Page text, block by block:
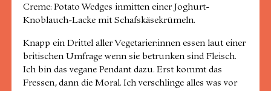
Creme: Potato Wedges inmitten einer Joghurt-
Knoblauch-Lacke mit Schafskäsekrümeln.
Knapp ein Drittel aller Vegetarier:innen essen laut einer
britischen Umfrage wenn sie betrunken sind Fleisch.
Ich bin das vegane Pendant dazu. Erst kommt das
Fressen, dann die Moral. Ich verschlinge alles was vor